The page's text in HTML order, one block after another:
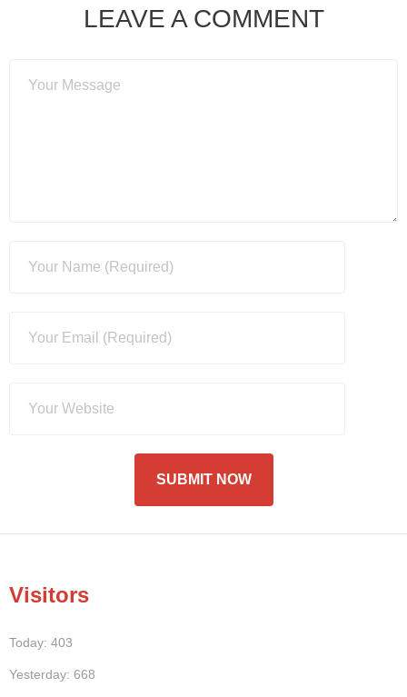
LEAVE A COMMENT
Visitors
Today: 403
Yesterday: 668